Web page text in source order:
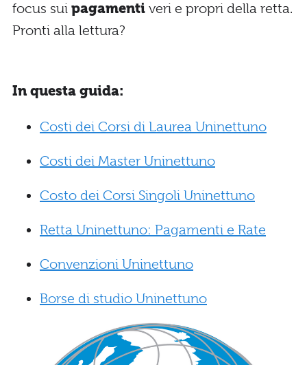
focus sui pagamenti veri e propri della retta.
Pronti alla lettura?
In questa guida:
Costi dei Corsi di Laurea Uninettuno
Costi dei Master Uninettuno
Costo dei Corsi Singoli Uninettuno
Retta Uninettuno: Pagamenti e Rate
Convenzioni Uninettuno
Borse di studio Uninettuno